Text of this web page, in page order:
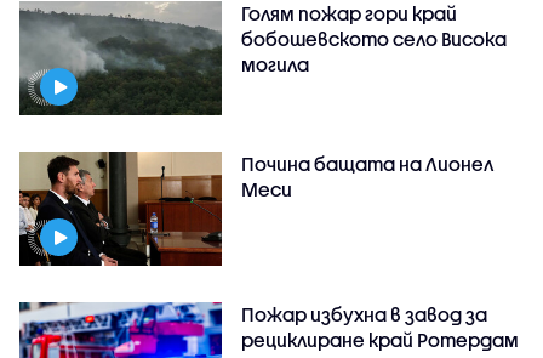
Голям пожар гори край
бобошевското село Висока
могила
Почина бащата на Лионел
Меси
Пожар избухна в завод за
рециклиране край Ротердам